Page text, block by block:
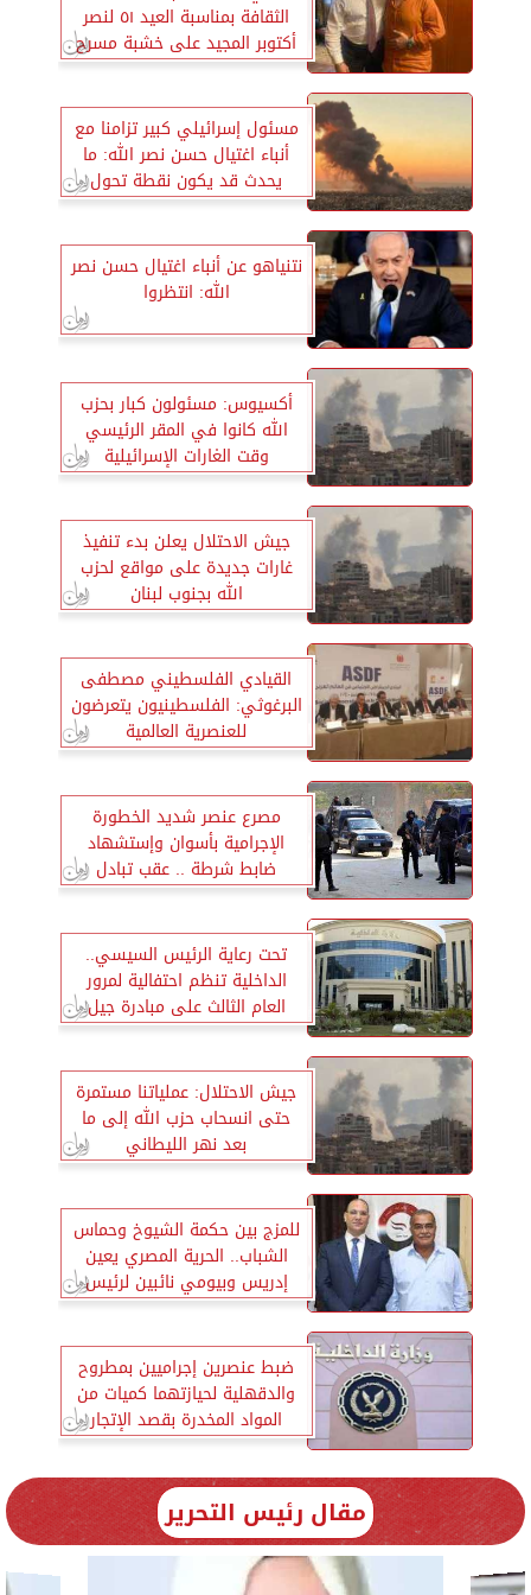
الثقافة بمناسبة العيد ٥١ لنصر
أكتوبر المجيد على خشبة مسرح
البالون
مسئول إسرائيلي كبير تزامنا مع
أنباء اغتيال حسن نصر الله: ما
يحدث قد يكون نقطة تحول
نتنياهو عن أنباء اغتيال حسن نصر
الله: انتظروا
أكسيوس: مسئولون كبار بحزب
الله كانوا في المقر الرئيسي
وقت الغارات الإسرائيلية
جيش الاحتلال يعلن بدء تنفيذ
غارات جديدة على مواقع لحزب
الله بجنوب لبنان
القيادي الفلسطيني مصطفى
البرغوثي: الفلسطينيون يتعرضون
للعنصرية العالمية
مصرع عنصر شديد الخطورة
الإجرامية بأسوان وإستشهاد
ضابط شرطة .. عقب تبادل
لإطلاق النيران
تحت رعاية الرئيس السيسي..
الداخلية تنظم احتفالية لمرور
العام الثالث على مبادرة جيل
جديد
جيش الاحتلال: عملياتنا مستمرة
حتى انسحاب حزب الله إلى ما
بعد نهر الليطاني
للمزج بين حكمة الشيوخ وحماس
الشباب.. الحرية المصري يعين
إدريس وبيومي نائبين لرئيس
الحزب
ضبط عنصرين إجراميين بمطروح
والدقهلية لحيازتهما كميات من
المواد المخدرة بقصد الإتجار
مقال رئيس التحرير